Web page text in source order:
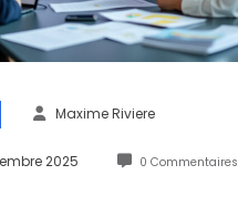
Maxime Riviere
2025 0 Commentaires